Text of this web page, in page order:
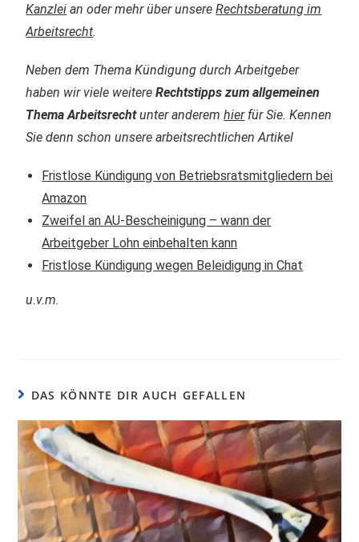
Kanzlei an oder mehr über unsereRechtsberatung im
Arbeitsrecht.
Neben dem Thema Kündigung durch Arbeitgeber
haben wir viele weitereRechtstipps zum allgemeinen
Thema Arbeitsrechtunter anderemhierfür Sie. Kennen
Sie denn schon unsere arbeitsrechtlichen Artikel
Fristlose Kündigung von Betriebsratsmitgliedern bei
Amazon
Zweifel an AU-Bescheinigung – wann der
Arbeitgeber Lohn einbehalten kann
Fristlose Kündigung wegen Beleidigung in Chat
u.v.m.
DAS KÖNNTE DIR AUCH GEFALLEN